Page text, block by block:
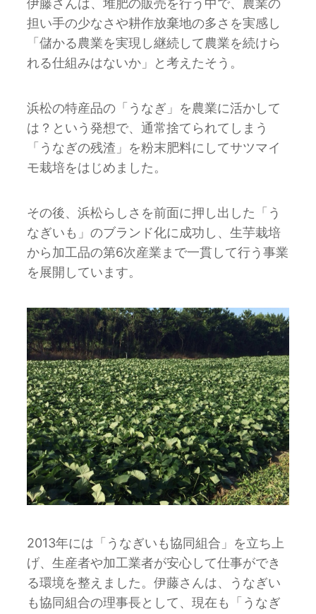
伊藤さんは、堆肥の販売を行う中で、農業の
担い手の少なさや耕作放棄地の多さを実感し
「儲かる農業を実現し継続して農業を続けら
れる仕組みはないか」と考えたそう。
浜松の特産品の「うなぎ」を農業に活かして
は？という発想で、通常捨てられてしまう
「うなぎの残渣」を粉末肥料にしてサツマイ
モ栽培をはじめました。
その後、浜松らしさを前面に押し出した「う
なぎいも」のブランド化に成功し、生芋栽培
から加工品の第6次産業まで一貫して行う事業
を展開しています。
2013年には「うなぎいも協同組合」を立ち上
げ、生産者や加工業者が安心して仕事ができ
る環境を整えました。伊藤さんは、うなぎい
も協同組合の理事長として、現在も「うなぎ